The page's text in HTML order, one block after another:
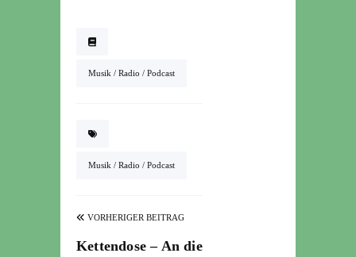
Musik / Radio / Podcast
Musik / Radio / Podcast
VORHERIGER BEITRAG
Kettendose – An die